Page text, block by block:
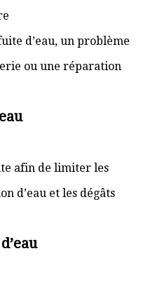
d’eau, un problème
ou une réparation
afin de limiter les
d’eau et les dégâts